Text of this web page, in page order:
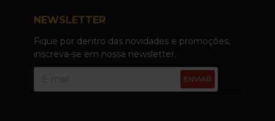
NEWSLETTER
Fique por dentro das novidades e promoções,
inscreva-se em nossa newsletter.
ENVIAR